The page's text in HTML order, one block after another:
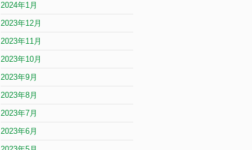
2024年1月
2023年12月
2023年11月
2023年10月
2023年9月
2023年8月
2023年7月
2023年6月